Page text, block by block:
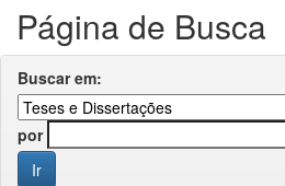
Página de Busca
Buscar em:
por